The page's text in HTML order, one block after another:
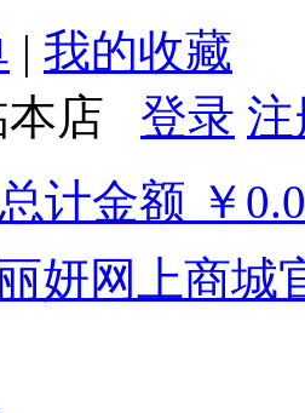
| 我的收藏
本店 登录 注
计金额 ￥
妍网上商城